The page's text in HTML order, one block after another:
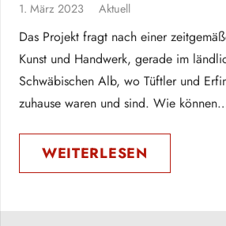
1. März 2023 Aktuell
Das Projekt fragt nach einer
Kunst und Handwerk, gerade im
Schwäbischen Alb, wo Tüftler und
zuhause waren und sind. Wie
WEITERLESEN